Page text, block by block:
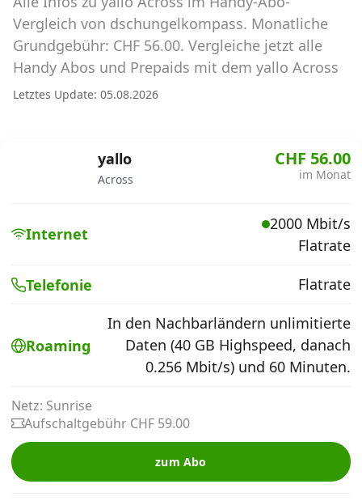
Abos für Tablets, Hotspots und Smart
Watches
Tarifrechner Handy-Abo
Der gute alte Tarifrechner im neuen Design
Alle Anbieter
Handy-Abo-Aktionen
Handy-Abo kündigen oder
wechseln
Alle Mobile-Vergleiche
Internet, TV, Telefon
Vergleich von dschungelkompass. Monatliche
Grundgebühr: CHF 56.00. Vergleiche jetzt alle
Handy Abos und Prepaids mit dem yallo Across
Letztes Update: 05.08.2026
yallo
Across
CHF 56.00
im Monat
Internet
2000 Mbit/s
Flatrate
Telefonie Flatrate
Roaming
In den Nachbarländern unlimitierte
Daten (40 GB Highspeed, danach
0.256 Mbit/s) und 60 Minuten.
Netz: Sunrise
Aufschaltgebühr CHF 59.00
zum Abo